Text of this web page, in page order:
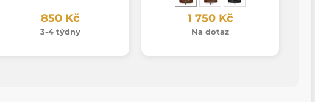
850 Kč
3-4 týdny
1 750 Kč
Na dotaz